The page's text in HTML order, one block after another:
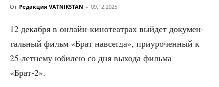
От Редакция VATNIKSTAN - 09.12.2025
12 декаб­ря в онлайн-кино­те­ат­рах вый­дет доку­мен­
таль­ный фильм «Брат навсе­гда», при­уро­чен­ный к
25-лет­не­му юби­лею со дня выхо­да филь­ма
«Брат‑2».